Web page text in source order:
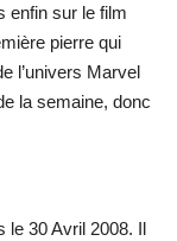
enfin sur le film
pierre qui
l’univers Marvel
la semaine, donc
30 Avril 2008. Il